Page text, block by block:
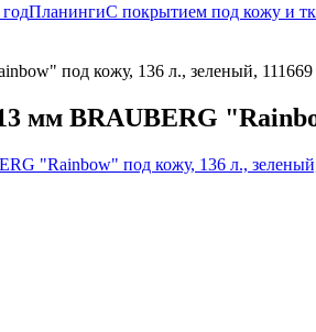
ПланингиС покрытием под кожу и
под кожу, 136 л., зеленый, 111669
мм BRAUBERG